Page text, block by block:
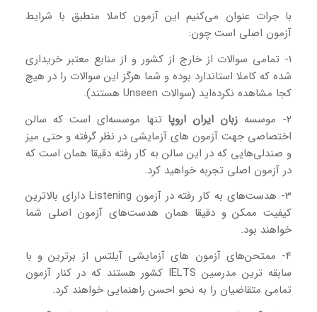
با جرات عنوان می‌کنیم این آزمون کاملا منطبق با شرایط
آزمون اصلی است چون:
1- تمامی سوالات از خارج از کشور و از منابع معتبر خریداری
شده که کاملا استاندارد بوده و شما هرگز این سوالات را در هیچ
کجا مشاهده نکرده‌اید (سوالات Unseen هستند).
2- موسسه
زبان ایران اروپا تنها موسسه‌ای است که سالن
اختصاصی جهت آزمون های آزمایشی در نظر گرفته و حتی میز
و صندلی‌هایی که در این سالن به کار رفته دقیقا همان است که
در آزمون اصلی تجربه خواهید کرد.
3- هدست‌های به کار رفته در آزمون Listening دارای بالاترین
کیفیت ممکن و دقیقا همان هدست‌های آزمون اصلی شما
خواهند بود.
4- ممتحن‌های آزمون های آزمایشی آیلتس از برترین و با
سابقه ترین مدرسین IELTS کشور هستند که در کنار آزمون
تمامی متقاضیان را به نحو احسن راهنمایی خواهند کرد.